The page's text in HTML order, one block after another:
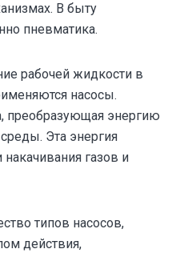
В быту
пневматика.
рабочей жидкости в
насосы.
преобразующая энергию
Эта энергия
газов и
типов насосов,
действия,